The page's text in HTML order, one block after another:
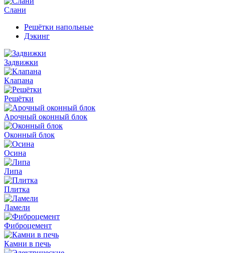
Слани
Решётки напольные
Дэкинг
Задвижки
Клапана
Решётки
Арочный оконный блок
Оконный блок
Осина
Липа
Плитка
Ламели
Фиброцемент
Камни в печь